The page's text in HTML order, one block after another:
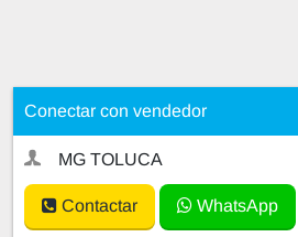
Conectar con vendedor
MG TOLUCA
Contactar WhatsApp